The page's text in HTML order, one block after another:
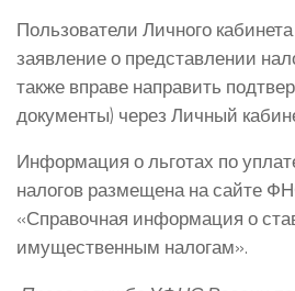
Пользователи Личного
заявление о представлении
также вправе направить
документы) через Личный
Информация о льготах по
налогов размещена на сайте
«Справочная информация о
имущественным налогам».